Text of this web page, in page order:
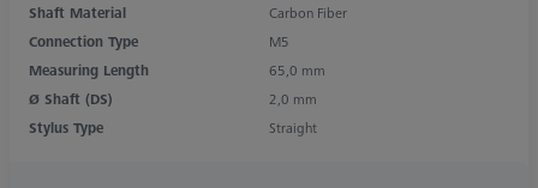
Shaft Material
Carbon Fiber
Connection Type
M5
Measuring Length
65,0 mm
Ø Shaft (DS)
2,0 mm
Stylus Type
Straight